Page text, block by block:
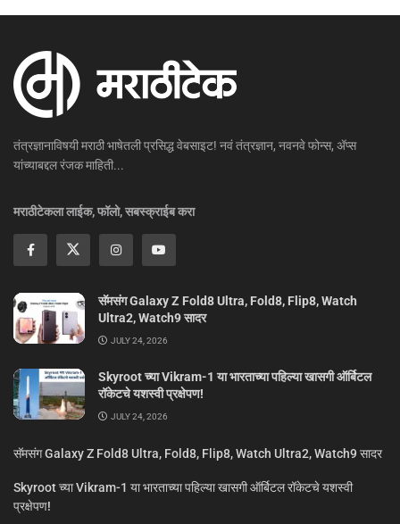
तंत्रज्ञानाविषयी मराठी भाषेतली प्रसिद्ध वेबसाइट! नवं तंत्रज्ञान, नवनवे फोन्स, ॲप्स
यांच्याबद्दल रंजक माहिती...
मराठीटेकला लाईक, फॉलो, सबस्क्राईब करा
सॅमसंग Galaxy Z Fold8 Ultra, Fold8, Flip8, Watch
Ultra2, Watch9 सादर
JULY 24, 2026
Skyroot च्या Vikram-1 या भारताच्या पहिल्या खासगी ऑर्बिटल
रॉकेटचे यशस्वी प्रक्षेपण!
JULY 24, 2026
सॅमसंग Galaxy Z Fold8 Ultra, Fold8, Flip8, Watch Ultra2, Watch9 सादर
Skyroot च्या Vikram-1 या भारताच्या पहिल्या खासगी ऑर्बिटल रॉकेटचे यशस्वी
प्रक्षेपण!